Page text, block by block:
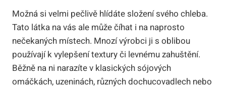
Možná si velmi pečlivě hlídáte složení svého chleba.
Tato látka na vás ale může číhat i na naprosto
nečekaných místech. Mnozí výrobci ji s oblibou
používají k vylepšení textury či levnému zahuštění.
Běžně na ni narazíte v klasických sójových
omáčkách, uzeninách, různých dochucovadlech nebo